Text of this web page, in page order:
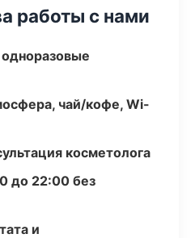
работы с нами
чай/кофе, Wi-
косметолога
до 22:00 без
и